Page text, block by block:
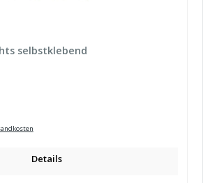
selbstklebend
Details